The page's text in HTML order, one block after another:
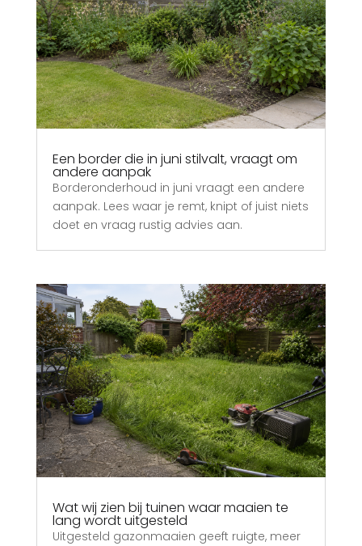
Een border die in juni stilvalt, vraagt om
andere aanpak
Borderonderhoud in juni vraagt een andere
aanpak. Lees waar je remt, knipt of juist niets
doet en vraag rustig advies aan.
Wat wij zien bij tuinen waar maaien te
lang wordt uitgesteld
Uitgesteld gazonmaaien geeft ruigte, meer